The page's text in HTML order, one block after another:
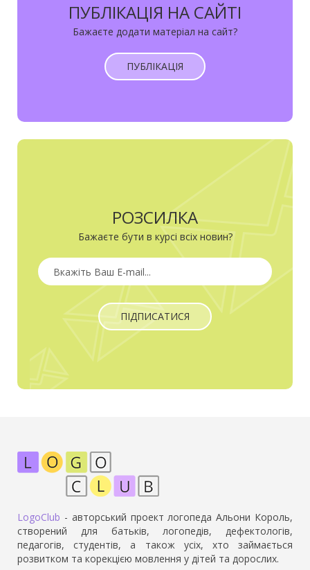
ПУБЛІКАЦІЯ НА САЙТІ
Бажаєте додати матеріал на сайт?
ПУБЛІКАЦІЯ
РОЗСИЛКА
Бажаєте бути в курсі всіх новин?
ПІДПИСАТИСЯ
LogoClub - авторський проект логопеда Альони Король,
створений для батьків, логопедів, дефектологів,
педагогів, студентів, а також усіх, хто займається
розвитком та корекцією мовлення у дітей та дорослих.